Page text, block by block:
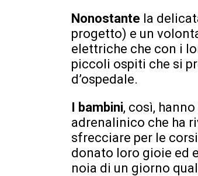
Nonostante la
progetto) e un
elettriche che con i
piccoli ospiti che si
d’ospedale.
I bambini, così,
adrenalinico che ha
sfrecciare per le
donato loro gioie ed
noia di un giorno